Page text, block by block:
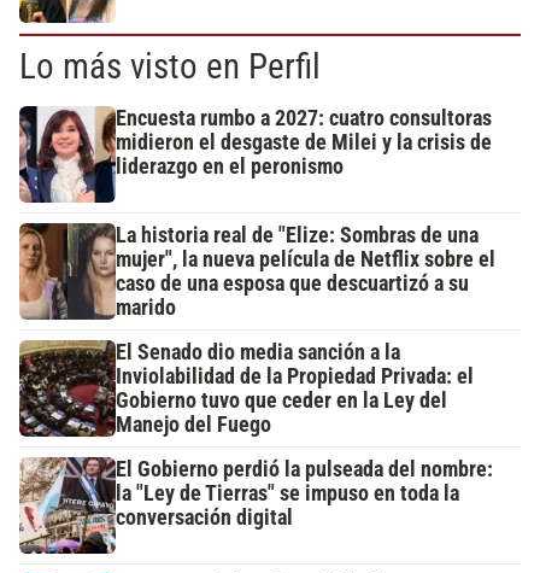
Lo más visto en Perfil
Encuesta rumbo a 2027: cuatro consultoras
midieron el desgaste de Milei y la crisis de
liderazgo en el peronismo
La historia real de "Elize: Sombras de una
mujer", la nueva película de Netflix sobre el
caso de una esposa que descuartizó a su
marido
El Senado dio media sanción a la
Inviolabilidad de la Propiedad Privada: el
Gobierno tuvo que ceder en la Ley del
Manejo del Fuego
El Gobierno perdió la pulseada del nombre:
la "Ley de Tierras" se impuso en toda la
conversación digital